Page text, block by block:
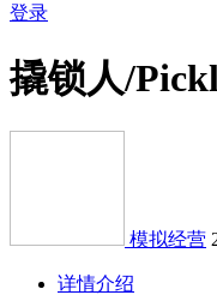
登录
撬锁人/
模拟经营
详情介绍